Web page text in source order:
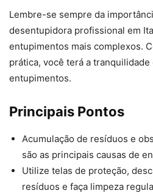
Lembre-se sempre da
desentupidora profissional em
entupimentos mais complexos.
prática, você terá a
entupimentos.
Principais Pontos
Acumulação de resíduos e
são as principais causas de
Utilize telas de proteção,
resíduos e faça limpeza